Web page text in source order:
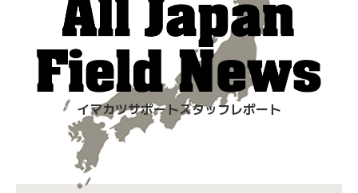
イマカツサポートスタッフレポート